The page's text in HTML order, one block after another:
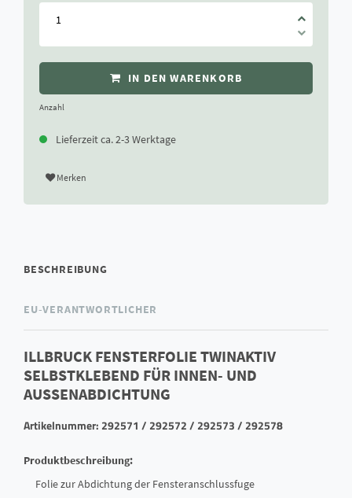
IN DEN WARENKORB
Anzahl
Lieferzeit ca. 2-3 Werktage
Merken
BESCHREIBUNG
EU-VERANTWORTLICHER
ILLBRUCK FENSTERFOLIE TWINAKTIV
SELBSTKLEBEND FÜR INNEN- UND
AUSSENABDICHTUNG
Artikelnummer: 292571 / 292572 / 292573 / 292578
Produktbeschreibung:
Folie zur Abdichtung der Fensteranschlussfuge